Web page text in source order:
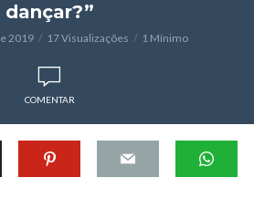
dançar?”
2019 17 Visualizações 1 Mínimo
COMENTAR